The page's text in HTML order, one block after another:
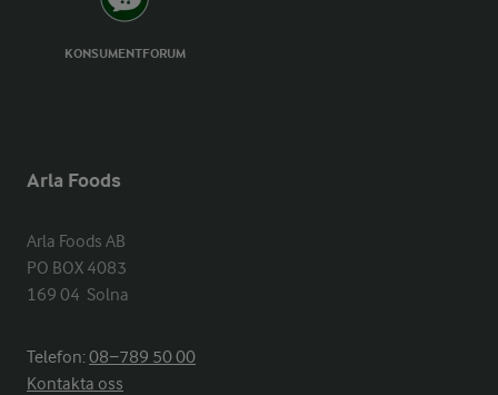
KONSUMENTFORUM
Arla Foods
Arla Foods AB
PO BOX 4083
169 04  Solna
Telefon:08−789 50 00
Kontakta oss